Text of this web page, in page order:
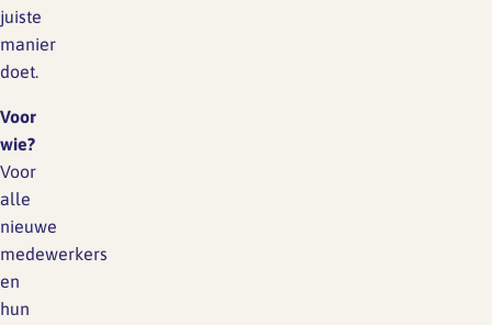
juiste
manier
doet.
Voor
wie?
Voor
alle
nieuwe
medewerkers
en
hun